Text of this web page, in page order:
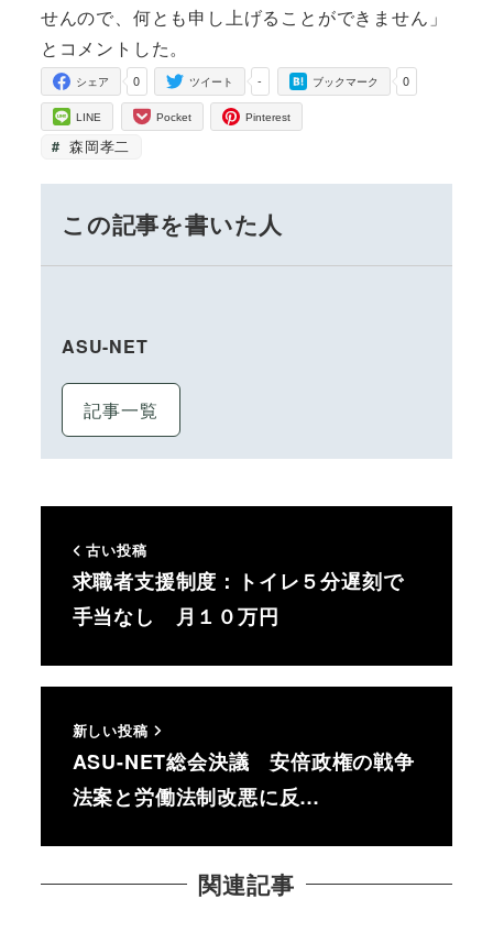
せんので、何とも申し上げることができません」
とコメントした。
0
シェア -
ツイート 0
ブックマーク
LINE Pocket Pinterest
森岡孝二
この記事を書いた人
ASU-NET
記事一覧
古い投稿
求職者支援制度：トイレ５分遅刻で
手当なし 月１０万円
新しい投稿
ASU-NET総会決議 安倍政権の戦争
法案と労働法制改悪に反…
関連記事